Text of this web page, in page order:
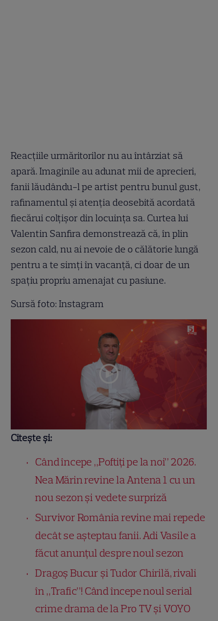
Reacțiile urmăritorilor nu au întârziat să
apară. Imaginile au adunat mii de aprecieri,
fanii lăudându-l pe artist pentru bunul gust,
rafinamentul și atenția deosebită acordată
fiecărui colțișor din locuința sa. Curtea lui
Valentin Sanfira demonstrează că, în plin
sezon cald, nu ai nevoie de o călătorie lungă
pentru a te simți în vacanță, ci doar de un
spațiu propriu amenajat cu pasiune.
Sursă foto: Instagram
Citește și:
Când începe „Poftiți pe la noi” 2026.
Nea Mărin revine la Antena 1 cu un
nou sezon și vedete surpriză
Survivor România revine mai repede
decât se așteptau fanii. Adi Vasile a
făcut anunțul despre noul sezon
Dragoș Bucur și Tudor Chirilă, rivali
în „Trafic”! Când începe noul serial
crime drama de la Pro TV și VOYO